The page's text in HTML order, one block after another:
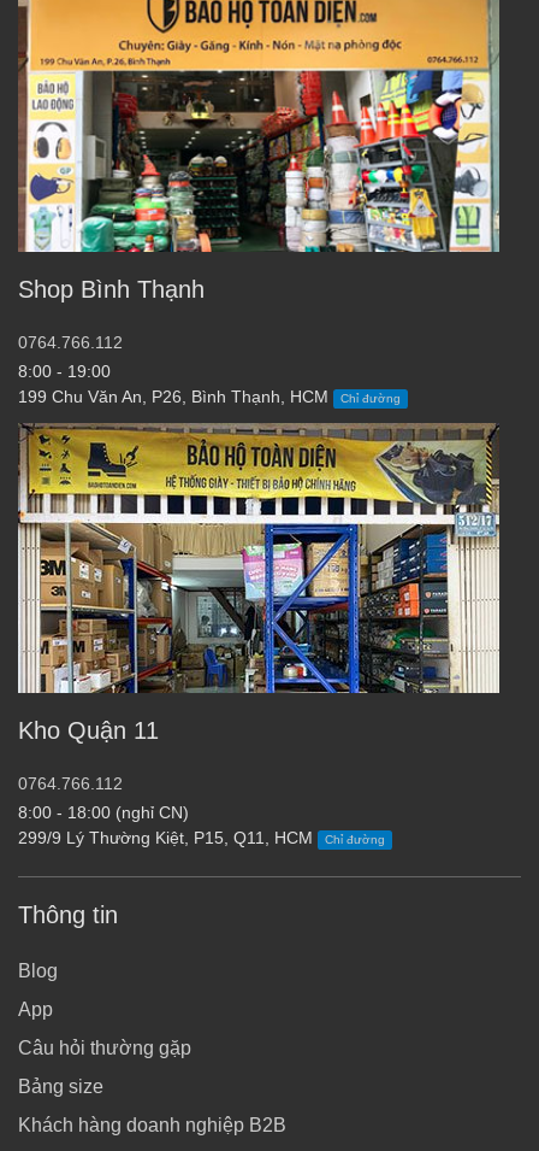
Shop Bình Thạnh
0764.766.112
8:00 - 19:00
199 Chu Văn An, P26, Bình Thạnh, HCM
Chỉ đường
Kho Quận 11
0764.766.112
8:00 - 18:00 (nghỉ CN)
299/9 Lý Thường Kiệt, P15, Q11, HCM
Chỉ đường
Thông tin
Blog
App
Câu hỏi thường gặp
Bảng size
Khách hàng doanh nghiệp B2B